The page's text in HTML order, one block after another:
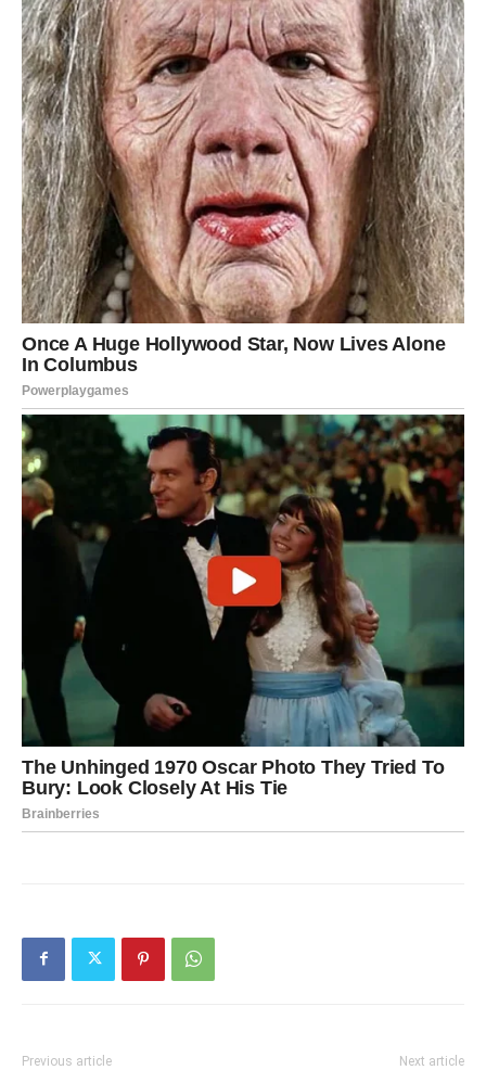
Previous article Next article